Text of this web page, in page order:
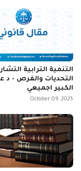
التنمية الترابية
التحديات والفرص - د
الكبير اجميعي
October 09, 2025